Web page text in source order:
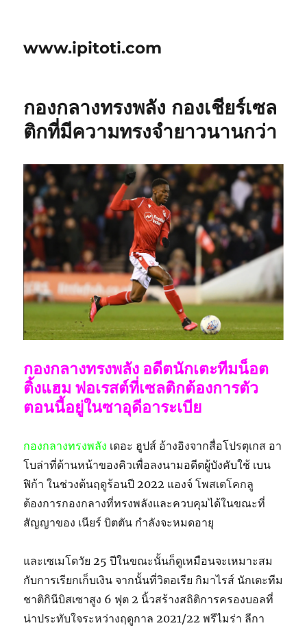
www.ipitoti.com
กองกลางทรงพลัง กองเชียร์เซล
ติกที่มีความทรงจำยาวนานกว่า
กองกลางทรงพลัง อดีตนักเตะทีมน็อต
ติ้งแฮม ฟอเรสต์ที่เซลติกต้องการตัว
ตอนนี้อยู่ในซาอุดีอาระเบีย
กองกลางทรงพลัง เดอะ ฮูปส์ อ้างอิงจากสื่อโปรตุเกส อา
โบล่าที่ด้านหน้าของคิวเพื่อลงนามอดีตผู้บังคับใช้ เบน
ฟิก้า ในช่วงต้นฤดูร้อนปี 2022 แองจ์ โพสเตโคกลู
ต้องการกองกลางที่ทรงพลังและควบคุมได้ในขณะที่
สัญญาของ เนียร์ บิตตัน กำลังจะหมดอายุ
และเซเมโดวัย 25 ปีในขณะนั้นก็ดูเหมือนจะเหมาะสม
กับการเรียกเก็บเงิน จากนั้นที่วิตอเรีย กิมาไรส์ นักเตะทีม
ชาติกินีบิสเซาสูง 6 ฟุต 2 นิ้วสร้างสถิติการครองบอลที่
น่าประทับใจระหว่างฤดูกาล 2021/22 พรีไมร่า ลีกา